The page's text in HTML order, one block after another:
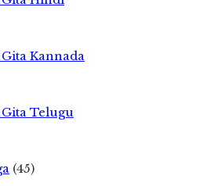
Kannada
Telugu
(45)